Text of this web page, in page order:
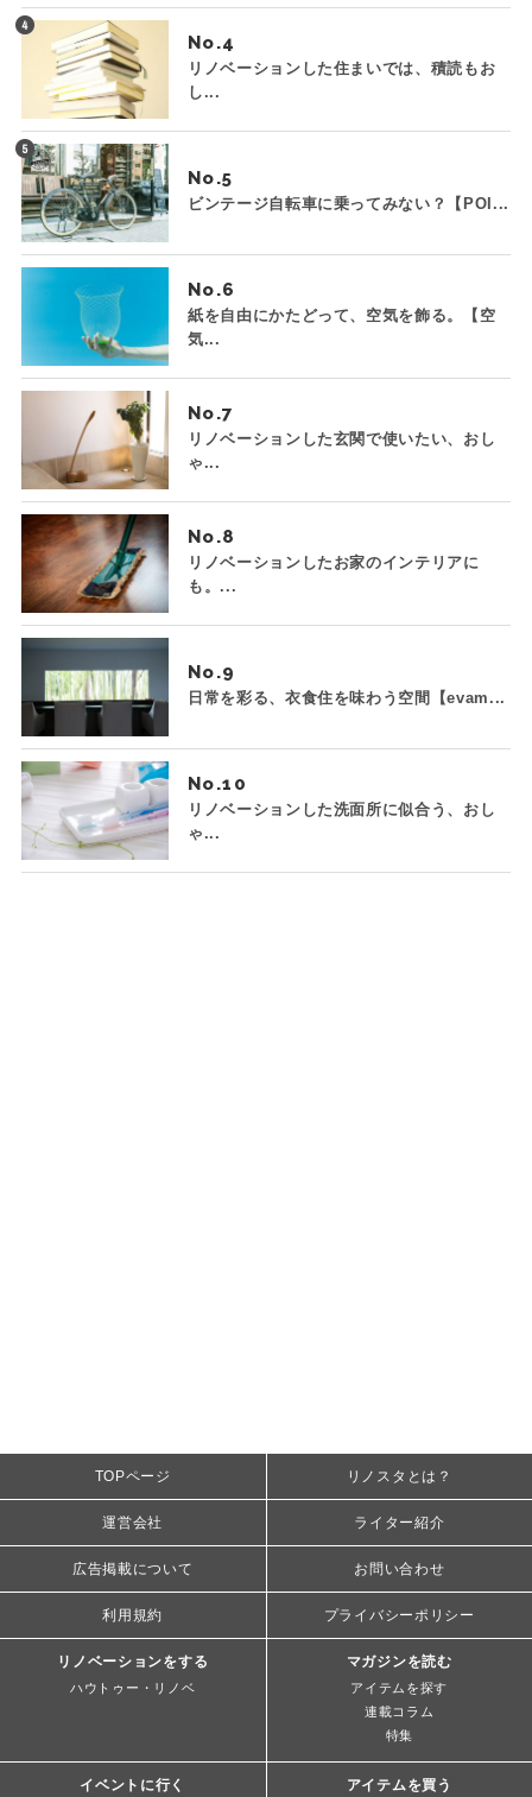
No.
リノベーションした住まいでは、積読もお
し...
No.
ビンテージ自転車に乗ってみない？【POI...
No.
紙を自由にかたどって、空気を飾る。【空
気...
No.
リノベーションした玄関で使いたい、おし
ゃ...
No.
リノベーションしたお家のインテリアに
も。...
No.
日常を彩る、衣食住を味わう空間【evam...
No.
リノベーションした洗面所に似合う、おし
ゃ...
TOPページ リノスタとは？
運営会社 ライター紹介
広告掲載について お問い合わせ
利用規約 プライバシーポリシー
リノベーションをする
ハウトゥー・リノベ
マガジンを読む
アイテムを探す
連載コラム
特集
イベントに行く アイテムを買う